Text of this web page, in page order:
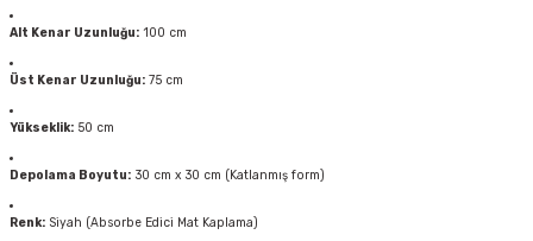
Alt Kenar Uzunluğu: 100 cm
Üst Kenar Uzunluğu: 75 cm
Yükseklik: 50 cm
Depolama Boyutu: 30 cm x 30 cm (Katlanmış form)
Renk: Siyah (Absorbe Edici Mat Kaplama)